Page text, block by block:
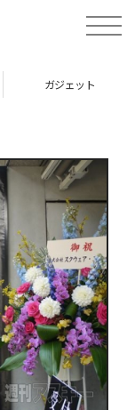
toggle
ガジェット